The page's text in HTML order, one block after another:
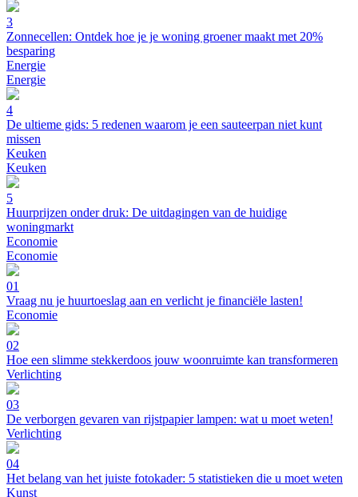
3
Zonnecellen: Ontdek hoe je je woning groener maakt met 20%
besparing
Energie
Energie
4
De ultieme gids: 5 redenen waarom je een sauteerpan niet kunt
missen
Keuken
Keuken
5
Huurprijzen onder druk: De uitdagingen van de huidige
woningmarkt
Economie
Economie
01
Vraag nu je huurtoeslag aan en verlicht je financiële lasten!
Economie
02
Hoe een slimme stekkerdoos jouw woonruimte kan transformeren
Verlichting
03
De verborgen gevaren van rijstpapier lampen: wat u moet weten!
Verlichting
04
Het belang van het juiste fotokader: 5 statistieken die u moet weten
Kunst